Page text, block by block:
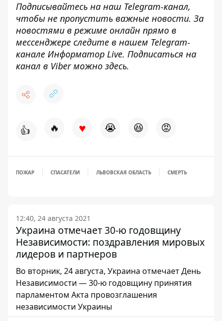
Подписывайтесь на наш Telegram-канал,
чтобы не пропустить важные новости. За
новостями в режиме онлайн прямо в
мессенджере следите в нашем Telegram-
канале Информатор Live. Подписаться на
канал в Viber можно здесь.
👍 🔥 ♥ 😭 😆 😡
ПОЖАР СПАСАТЕЛИ ЛЬВОВСКАЯ ОБЛАСТЬ СМЕРТЬ
12:40, 24 августа 2021
Украина отмечает 30-ю годовщину
Независимости: поздравления мировых
лидеров и партнеров
Во вторник, 24 августа, Украина отмечает День
Независимости — 30-ю годовщину принятия
парламентом Акта провозглашения
независимости Украины